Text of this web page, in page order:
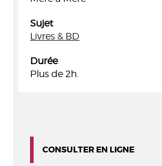
Sujet
Livres & BD
Durée
Plus de 2h.
CONSULTER EN LIGNE